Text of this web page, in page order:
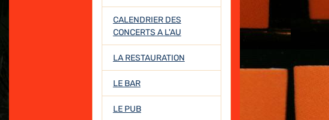
CALENDRIER DES
CONCERTS A L'AU
LA RESTAURATION
LE BAR
LE PUB